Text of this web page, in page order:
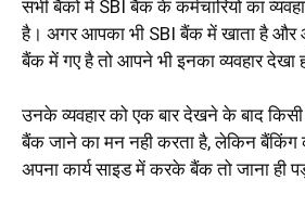
सभी बैंकों में SBI बैंक के कर्मचारियों का
है। अगर आपका भी SBI बैंक में खाता है और
बैंक में गए है तो आपने भी इनका व्यवहार देखा
उनके व्यवहार को एक बार देखने के बाद किसी
बैंक जाने का मन नही करता है, लेकिन बैंकिंग
अपना कार्य साइड में करके बैंक तो जाना ही